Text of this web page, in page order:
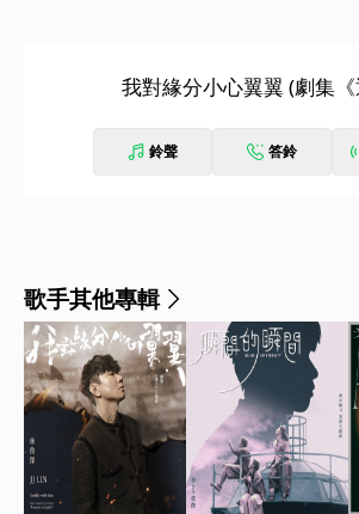
我對緣分小心翼翼 (劇集
鈴聲 答鈴
歌手其他專輯